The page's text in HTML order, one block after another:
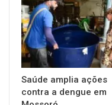
Saúde amplia ações
contra a dengue em